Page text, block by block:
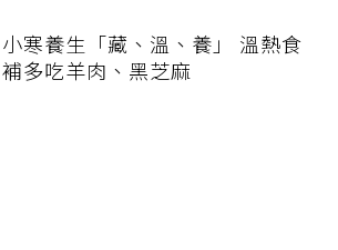
小寒養生「藏、溫、養」 溫熱食
補多吃羊肉、黑芝麻